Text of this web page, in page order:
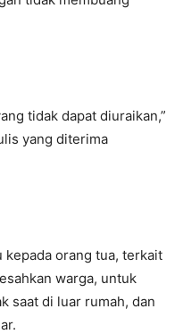
tidak dapat diuraikan,”
yang diterima
orang tua, terkait
warga, untuk
saat di luar rumah, dan